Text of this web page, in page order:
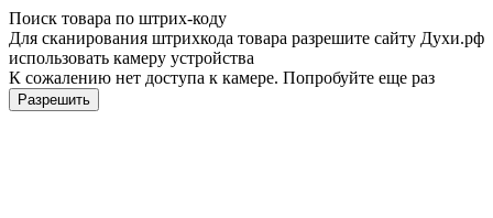
Поиск товара по штрих-коду
Для сканирования штрихкода товара разрешите сайту Духи.рф
использовать камеру устройства
К сожалению нет доступа к камере. Попробуйте еще раз
Разрешить